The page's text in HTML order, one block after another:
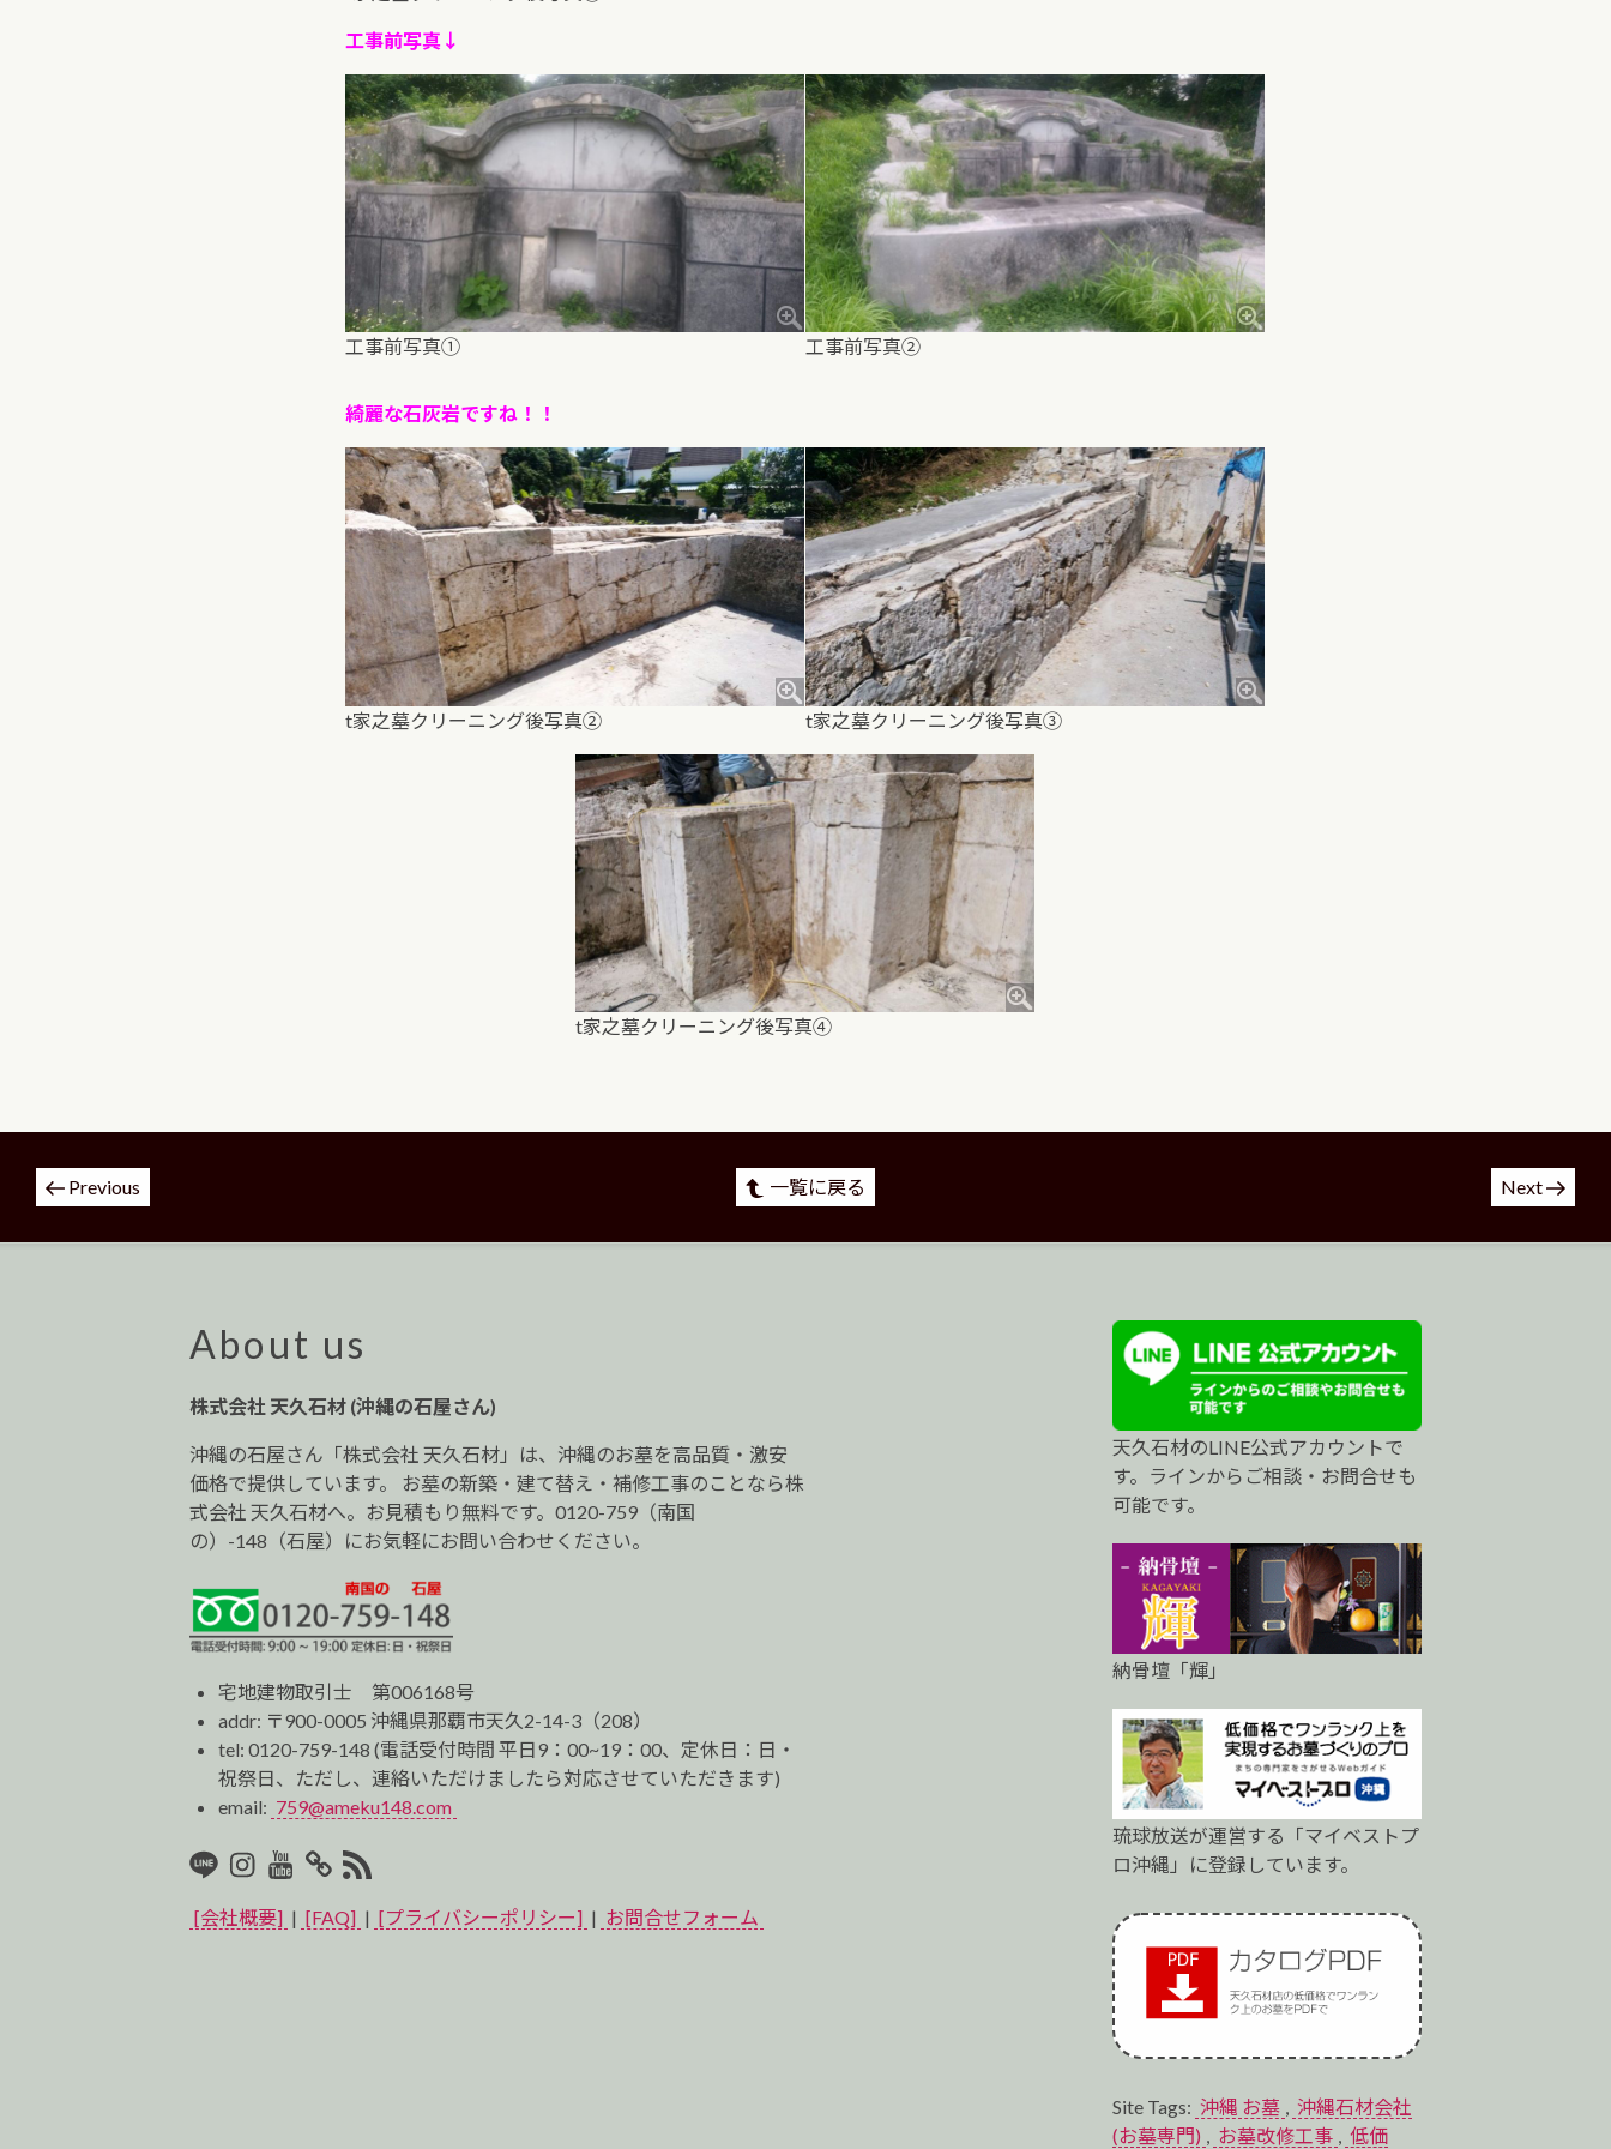
工事前写真↓
工事前写真① 工事前写真②
綺麗な石灰岩ですね！！
t家之墓クリーニング後写真② t家之墓クリーニング後写真③
t家之墓クリーニング後写真④
投
稿
ナ
Previous 一覧に戻る Next
About us
株式会社 天久石材 (沖縄の石屋さん)
沖縄の石屋さん「株式会社 天久石材」は、沖縄のお墓を高品質・激安
価格で提供しています。 お墓の新築・建て替え・補修工事のことなら株
式会社 天久石材へ。お見積もり無料です。0120-759（南国
の）-148（石屋）にお気軽にお問い合わせください。
宅地建物取引士 第006168号
addr: 〒900-0005 沖縄県那覇市天久2-14-3（208）
tel:0120-759-148 (電話受付時間 平日9：00~19：00、定休日：日・
祝祭日、ただし、連絡いただけましたら対応させていただきます)
email: 759@ameku148.com
LINEInstagram
Youtube
マ
イ
RSS2
[会社概要] | [FAQ] | [プライバシーポリシー] | お問合せフォーム
天久石材のLINE公式アカウントで
す。ラインからご相談・お問合せも
可能です。
納骨壇「輝」
琉球放送が運営する「マイベストプ
ロ沖縄」に登録しています。
Site Tags: 沖縄 お墓
沖縄石材会社
(お墓専門)
お墓改修工事 低価